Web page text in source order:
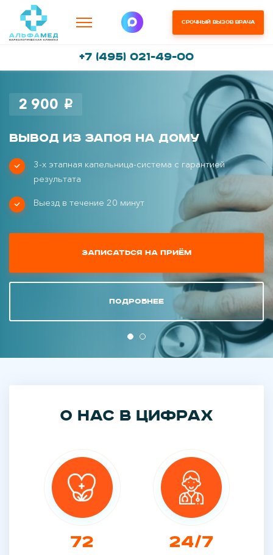
Срочный вызов врача
+7 (495) 021-49-00
2 900 i
Вывод из запоя на дому
3-х этапная капельница-система с гарантией
результата
Выезд в течение 20 минут
Записаться на приём
Подробнее
О нас в цифрах
72 24/7